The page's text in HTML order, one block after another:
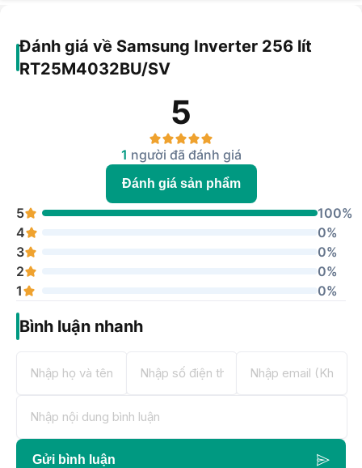
Đánh giá về Samsung Inverter 256 lít
RT25M4032BU/SV
5
1 người đã đánh giá
Đánh giá sản phẩm
5
100%
4
0%
3
0%
2
0%
1
0%
Bình luận nhanh
Gửi bình luận